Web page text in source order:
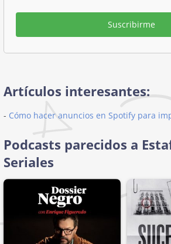
Suscribirme
Artículos interesantes:
- Cómo hacer anuncios en Spotify para
Podcasts parecidos a
Seriales